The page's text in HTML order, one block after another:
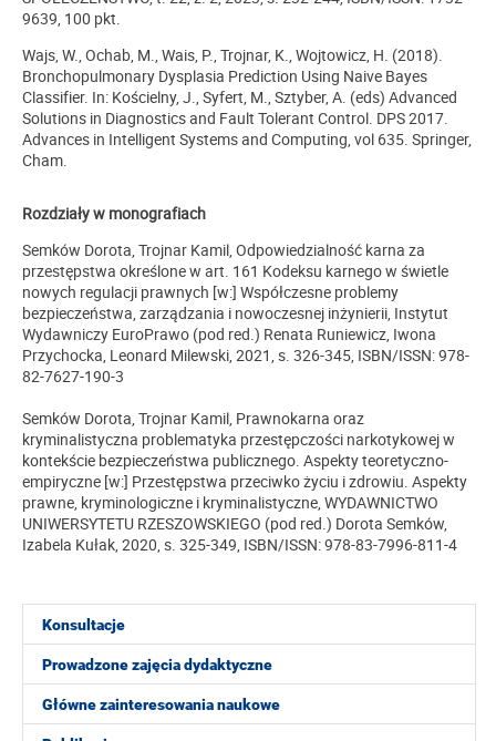
Konsultacje
Prowadzone zajęcia dydaktyczne
Główne zainteresowania naukowe
9639, 100 pkt.
Wajs, W., Ochab, M., Wais, P., Trojnar, K., Wojtowicz, H. (2018).
Bronchopulmonary Dysplasia Prediction Using Naive Bayes
Classifier. In: Kościelny, J., Syfert, M., Sztyber, A. (eds) Advanced
Solutions in Diagnostics and Fault Tolerant Control. DPS 2017.
Advances in Intelligent Systems and Computing, vol 635. Springer,
Cham.
Rozdziały w monografiach
Semków Dorota, Trojnar Kamil, Odpowiedzialność karna za
przestępstwa określone w art. 161 Kodeksu karnego w świetle
nowych regulacji prawnych [w:] Współczesne problemy
bezpieczeństwa, zarządzania i nowoczesnej inżynierii, Instytut
Wydawniczy EuroPrawo (pod red.) Renata Runiewicz, Iwona
Przychocka, Leonard Milewski, 2021, s. 326-345, ISBN/ISSN: 978-
82-7627-190-3
Semków Dorota, Trojnar Kamil, Prawnokarna oraz
kryminalistyczna problematyka przestępczości narkotykowej w
kontekście bezpieczeństwa publicznego. Aspekty teoretyczno-
empiryczne [w:] Przestępstwa przeciwko życiu i zdrowiu. Aspekty
prawne, kryminologiczne i kryminalistyczne, WYDAWNICTWO
UNIWERSYTETU RZESZOWSKIEGO (pod red.) Dorota Semków,
Izabela Kułak, 2020, s. 325-349, ISBN/ISSN: 978-83-7996-811-4